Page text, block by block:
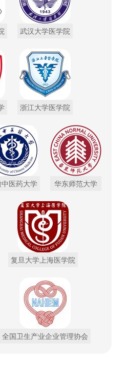
武汉大学医学院
浙江大学医学院
医药大学 华东师范大学
复旦大学上海医学院
全国卫生产业企业管理协会